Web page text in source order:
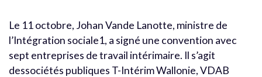
Le 11 octobre, Johan Vande Lanotte, ministre de
l’Intégration sociale1, a signé une convention avec
sept entreprises de travail intérimaire. Il s’agit
dessociétés publiques T-Intérim Wallonie, VDAB